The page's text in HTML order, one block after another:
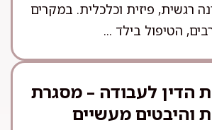
רגשית, פיזית וכלכלית. במקרים
הטיפול בילד ...
הדין לעבודה – מסגרת
והיבטים מעשיים